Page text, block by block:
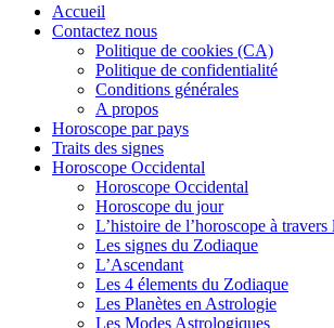
Accueil
Contactez nous
Politique de cookies (CA)
Politique de confidentialité
Conditions générales
A propos
Horoscope par pays
Traits des signes
Horoscope Occidental
Horoscope Occidental
Horoscope du jour
L’histoire de l’horoscope à travers
Les signes du Zodiaque
L’Ascendant
Les 4 élements du Zodiaque
Les Planètes en Astrologie
Les Modes Astrologiques